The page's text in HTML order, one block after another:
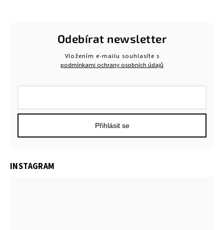
Odebírat newsletter
Vložením e-mailu souhlasíte s
podmínkami ochrany osobních údajů
Přihlásit se
INSTAGRAM